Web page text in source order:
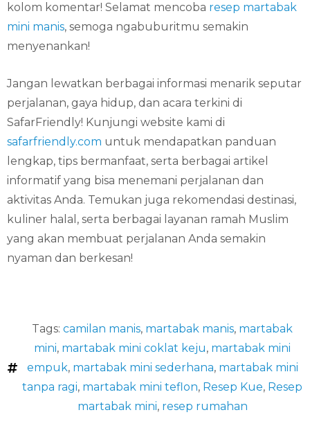
kolom komentar! Selamat mencoba resep martabak
mini manis, semoga ngabuburitmu semakin
menyenankan!
Jangan lewatkan berbagai informasi menarik seputar
perjalanan, gaya hidup, dan acara terkini di
SafarFriendly! Kunjungi website kami di
safarfriendly.com untuk mendapatkan panduan
lengkap, tips bermanfaat, serta berbagai artikel
informatif yang bisa menemani perjalanan dan
aktivitas Anda. Temukan juga rekomendasi destinasi,
kuliner halal, serta berbagai layanan ramah Muslim
yang akan membuat perjalanan Anda semakin
nyaman dan berkesan!
Tags: camilan manis, martabak manis, martabak
mini, martabak mini coklat keju, martabak mini
empuk, martabak mini sederhana, martabak mini
tanpa ragi, martabak mini teflon, Resep Kue, Resep
martabak mini, resep rumahan